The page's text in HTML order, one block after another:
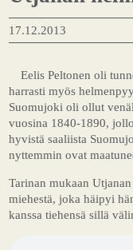
17.12.2013
Eelis Peltonen oli
harrasti myös
Suomujoki oli ollut
vuosina 1840-1890,
hyvistä saaliista
nyttemmin ovat
Tarinan mukaan
miehestä, joka häipyi
kanssa tiehensä sillä